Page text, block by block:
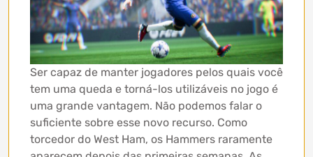
Ser capaz de manter jogadores pelos quais você
tem uma queda e torná-los utilizáveis ​​no jogo é
uma grande vantagem. Não podemos falar o
suficiente sobre esse novo recurso. Como
torcedor do West Ham, os Hammers raramente